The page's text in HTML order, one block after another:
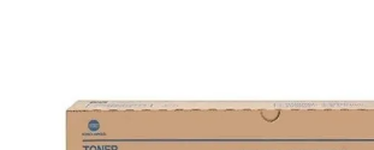
A3VU250
Référence fabricant : TN-711 Y